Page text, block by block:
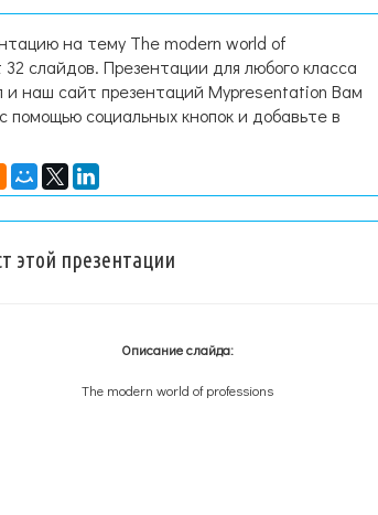
на тему The modern world of
слайдов. Презентации для любого класса
наш сайт презентаций Mypresentation Вам
помощью социальных кнопок и добавьте в
этой презентации
Описание слайда:
The modern world of professions